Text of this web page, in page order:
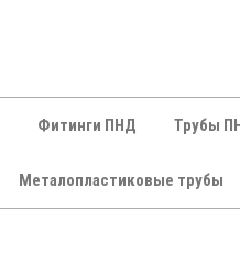
Фитинги ПНД Трубы
Металопластиковые трубы